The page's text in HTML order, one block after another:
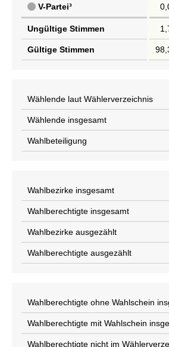
V-Partei³
Ungültige Stimmen
Gültige Stimmen
Wählende laut Wählerverzeichnis
Wählende insgesamt
Wahlbeteiligung
Wahlbezirke insgesamt
Wahlberechtigte insgesamt
Wahlbezirke ausgezählt
Wahlberechtigte ausgezählt
Wahlberechtigte ohne Wahlschein
Wahlberechtigte mit Wahlschein
Wahlberechtigte nicht im